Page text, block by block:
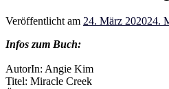
Veröffentlicht am 24. März 202024.
Infos zum Buch:
AutorIn: Angie Kim
Titel: Miracle Creek